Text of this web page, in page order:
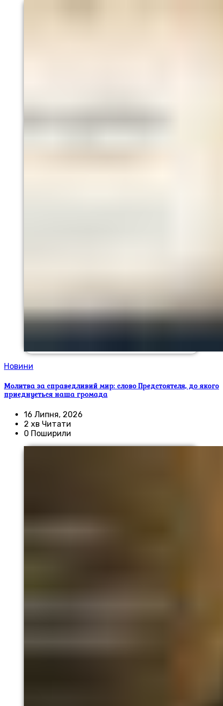
Новини
Молитва за справедливий мир: слово Предстоятеля, до якого
приєднується наша громада
16 Липня, 2026
2 хв Читати
0 Поширили